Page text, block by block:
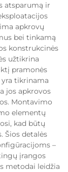
atsparumą ir
apkrovų
bei tinkamą
konstrukcinės
užtikrina
pramonės
tikrinama
jos apkrovos
Montavimo
elementų
kad būtų
Šios detalės
–
įrangos
metodai leidžia